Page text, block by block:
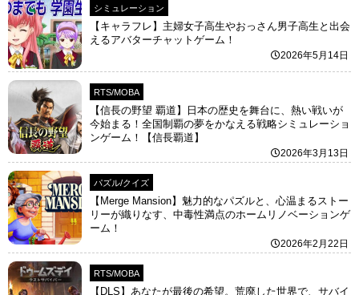
シミュレーション
【キャラフレ】主婦女子高生やおっさん男子高生と出会
えるアバターチャットゲーム！
2026年5月14日
RTS/MOBA
【信長の野望 覇道】日本の歴史を舞台に、熱い戦いが
今始まる！全国制覇の夢をかなえる戦略シミュレーショ
ンゲーム！【信長覇道】
2026年3月13日
パズル/クイズ
【Merge Mansion】魅力的なパズルと、心温まるストー
リーが織りなす、中毒性満点のホームリノベーションゲ
ーム！
2026年2月22日
RTS/MOBA
【DLS】あなたが最後の希望。荒廃した世界で、サバイ